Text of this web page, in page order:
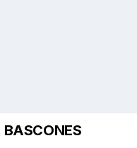
BASCONES